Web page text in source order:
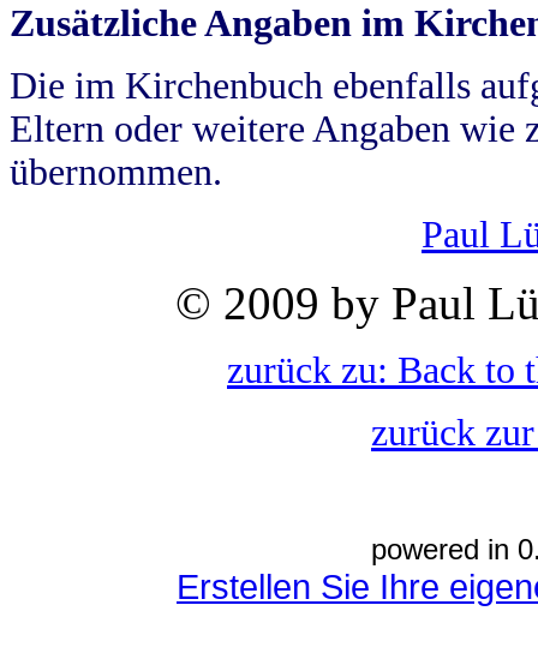
Zusätzliche Angaben im
Die im Kirchenbuch ebenfalls
Eltern oder weitere Angaben wie
übernommen.
Paul
© 2009 by Paul
zurück zu: Back to
zurück
powered in
Erstellen Sie Ihre